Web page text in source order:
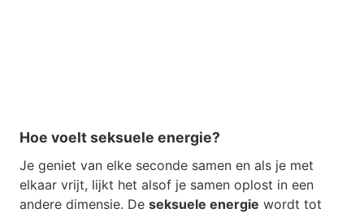
Hoe voelt seksuele energie?
Je geniet van elke seconde samen en als je met
elkaar vrijt, lijkt het alsof je samen oplost in een
andere dimensie. De seksuele energie wordt tot